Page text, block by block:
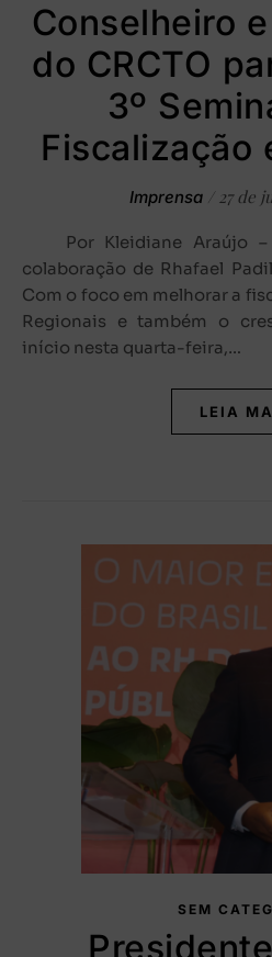
Conselheiro
do CRCTO
3º
Fiscalização
Imprensa / 27 de
Por Kleidiane Araújo – Comunicação CRCTO
colaboração de Rhafael
Com o foco em melhorar a
Regionais e também o
início nesta quarta-feira,…
LEIA
SEM